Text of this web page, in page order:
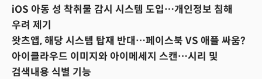
iOS 아동 성 착취물 감시 시스템 도입…개인정보 침해
우려 제기
왓츠앱, 해당 시스템 탑재 반대…페이스북 VS 애플 싸움?
아이클라우드 이미지와 아이메세지 스캔…시리 및
검색내용 식별 기능